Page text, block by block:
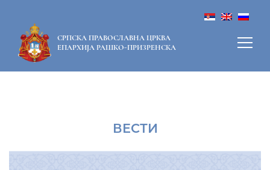
СРПСКА ПРАВОСЛАВНА ЦРКВА
ЕПАРХИЈА РАШКО-ПРИЗРЕНСКА
ВЕСТИ